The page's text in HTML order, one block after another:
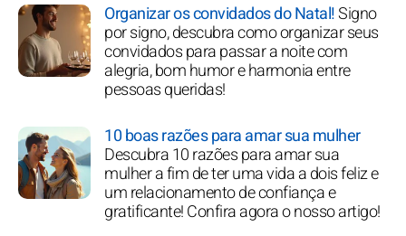
Organizar os convidados do Natal!Signo
por signo, descubra como organizar seus
convidados para passar a noite com
alegria, bom humor e harmonia entre
pessoas queridas!
10 boas razões para amar sua mulher
Descubra 10 razões para amar sua
mulher a fim de ter uma vida a dois feliz e
um relacionamento de confiança e
gratificante! Confira agora o nosso artigo!